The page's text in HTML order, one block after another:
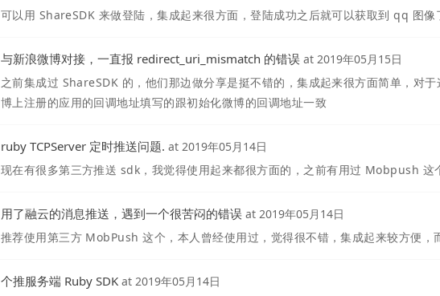
可以用 ShareSDK 来做登陆，集成起来很方面，登陆成功之后就可以获取到 qq 图像
与新浪微博对接，一直报 redirect_uri_mismatch 的错误 at 2019年05月15日
之前集成过 ShareSDK 的，他们那边做分享是挺不错的，集成起来很方面简单，对
博上注册的应用的回调地址填写的跟初始化微博的回调地址一致
ruby TCPServer 定时推送问题. at 2019年05月14日
现在有很多第三方推送 sdk，我觉得使用起来都很方面的，之前有用过 Mobpush 这
用了融云的消息推送，遇到一个很苦闷的错误 at 2019年05月14日
推荐使用第三方 MobPush 这个，本人曾经使用过，觉得很不错，集成起来较方便，
个推服务端 Ruby SDK at 2019年05月14日